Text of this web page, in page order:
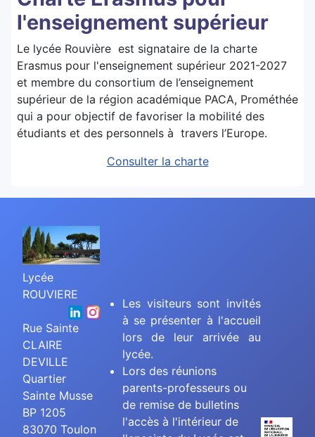
l'enseignement supérieur
Le lycée Rouvière est signataire de la charte
Erasmus pour l'enseignement supérieur 2021-2027
et membre du consortium de l’enseignement
supérieur de la région académique PACA, Prométhée
qui a pour objectif de favoriser la mobilité des
étudiants et des personnels à travers l’Europe.
Consulter la charte
Lycée
ROUVIERE
Rue Sainte
CLAIRE
DEVILLE
Quartier
Sainte Musse
BP 1205
83070 Toulon
Les visiteurs sont invités
à se présenter à l'accueil
lors de leur arrivée au
lycée.
Lors des réunions
parents-professeurs ou
de remise de bulletins
l'accès à l'intérieur de